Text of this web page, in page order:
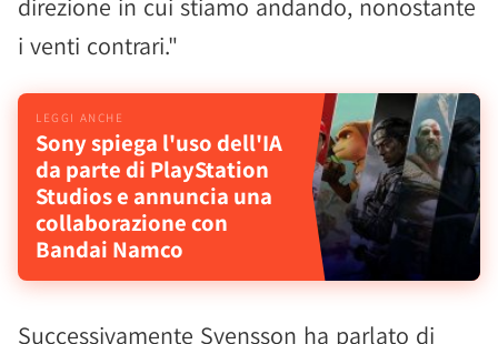
direzione in cui stiamo andando, nonostante
i venti contrari."
Sony spiega l'uso dell'IA
da parte di PlayStation
Studios e annuncia una
collaborazione con
Bandai Namco
Successivamente Svensson ha parlato di